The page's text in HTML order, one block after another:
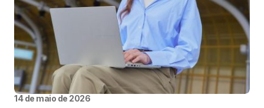
14 de maio de 2026